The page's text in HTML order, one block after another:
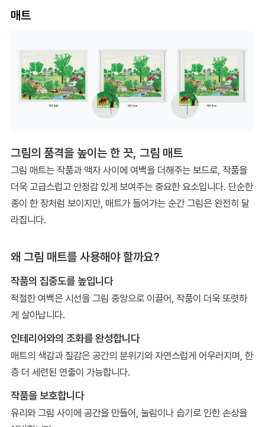
매트
그림의 품격을 높이는 한 끗, 그림 매트
그림 매트는 작품과 액자 사이에 여백을 더해주는 보드로, 작품을
더욱 고급스럽고 안정감 있게 보여주는 중요한 요소입니다. 단순한
종이 한 장처럼 보이지만, 매트가 들어가는 순간 그림은 완전히 달
라집니다.
왜 그림 매트를 사용해야 할까요?
작품의 집중도를 높입니다
적절한 여백은 시선을 그림 중앙으로 이끌어, 작품이 더욱 또렷하
게 살아납니다.
인테리어와의 조화를 완성합니다
매트의 색감과 질감은 공간의 분위기와 자연스럽게 어우러지며, 한
층 더 세련된 연출이 가능합니다.
작품을 보호합니다
유리와 그림 사이에 공간을 만들어, 눌림이나 습기로 인한 손상을